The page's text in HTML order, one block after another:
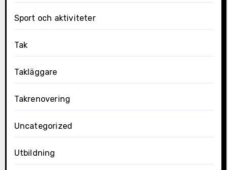
Sport och aktiviteter
Tak
Takläggare
Takrenovering
Uncategorized
Utbildning